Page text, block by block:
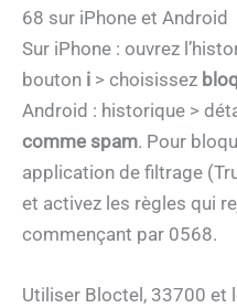
68 sur iPhone et Android
Sur iPhone : ouvrez
bouton i > choisissez
Android : historique >
comme spam. Pour
application de filtrage
et activez les règles qui
commençant par 0568.
Utiliser Bloctel, 33700 et